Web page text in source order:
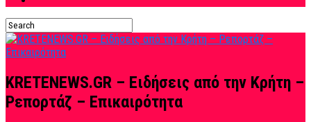
KRETENEWS.GR – Ειδήσεις από την Κρήτη –
Ρεπορτάζ – Επικαιρότητα